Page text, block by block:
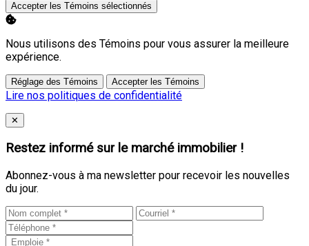
Accepter les Témoins sélectionnés
Nous utilisons des Témoins pour vous assurer la meilleure
expérience.
Réglage des Témoins Accepter les Témoins
Lire nos politiques de confidentialité
Close
✕
Restez informé sur le marché immobilier !
Abonnez-vous à ma newsletter pour recevoir les nouvelles
du jour.